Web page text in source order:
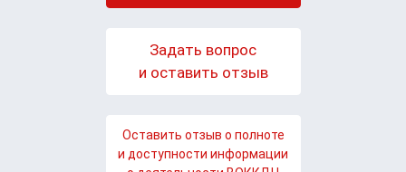
Задать вопрос
и оставить отзыв
Оставить отзыв о полноте
и доступности информации